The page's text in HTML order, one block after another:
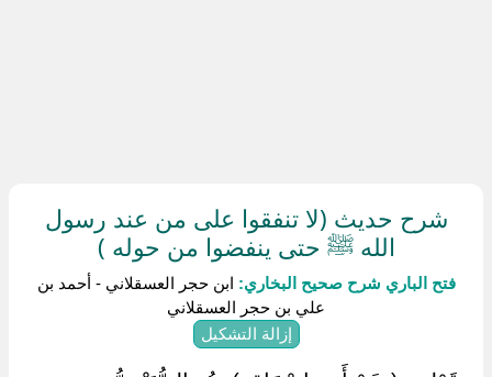
شرح حديث (لا تنفقوا على من عند رسول
الله ﷺ حتى ينفضوا من حوله )
فتح الباري شرح صحيح البخاري: ابن حجر العسقلاني - أحمد بن
علي بن حجر العسقلاني
إزالة التشكيل